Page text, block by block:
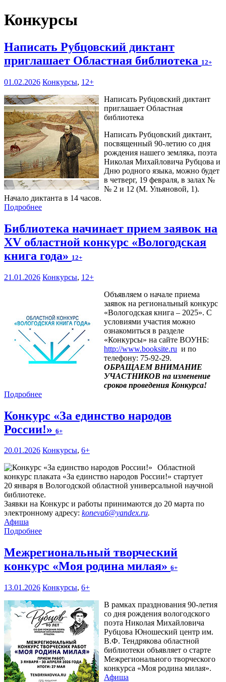
Конкурсы
Написать Рубцовский диктант
приглашает Областная библиотека 12+
01.02.2026 Конкурсы, 12+
Написать Рубцовский диктант
приглашает Областная
библиотека
Написать Рубцовский диктант,
посвященный 90-летию со дня
рождения нашего земляка, поэта
Николая Михайловича Рубцова и
Дню родного языка, можно будет
в четверг, 19 февраля, в залах №
№ 2 и 12 (М. Ульяновой, 1).
Начало диктанта в 14 часов.
Подробнее
Библиотека начинает прием заявок на
XV областной конкурс «Вологодская
книга года» 12+
21.01.2026 Конкурсы, 12+
Объявляем о начале приема
заявок на региональный конкурс
«Вологодская книга – 2025». С
условиями участия можно
ознакомиться в разделе
«Конкурсы» на сайте ВОУНБ:
http://www.booksite.ru и по
телефону: 75-92-29.
ОБРАЩАЕМ ВНИМАНИЕ
УЧАСТНИКОВ на изменение
сроков проведения Конкурса!
Подробнее
Конкурс «За единство народов
России!» 6+
20.01.2026 Конкурсы, 6+
Областной
конкурс плаката «За единство народов России!» стартует
20 января в Вологодской областной универсальной научной
библиотеке.
Заявки на Конкурс и работы принимаются до 20 марта по
электронному адресу: koneva6@yandex.ru.
Афиша
Подробнее
Межрегиональный творческий
конкурс «Моя родина милая» 6+
13.01.2026 Конкурсы, 6+
В рамках празднования 90-летия
со дня рождения вологодского
поэта Николая Михайловича
Рубцова Юношеский центр им.
В.Ф. Тендрякова областной
библиотеки объявляет о старте
Межрегионального творческого
конкурса «Моя родина милая».
Афиша